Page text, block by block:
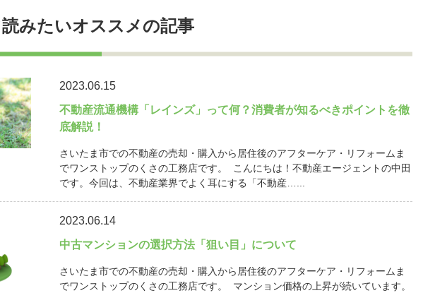
みたいオススメの記事
2023.06.15
不動産流通機構「レインズ」って何？消費者が知るべきポイントを徹
底解説！
さいたま市での不動産の売却・購入から居住後のアフターケア・リフォームま
でワンストップのくさの工務店です。 こんにちは！不動産エージェントの中田
です。今回は、不動産業界でよく耳にする「不動産…...
2023.06.14
中古マンションの選択方法「狙い目」について
さいたま市での不動産の売却・購入から居住後のアフターケア・リフォームま
でワンストップのくさの工務店です。 マンション価格の上昇が続いています。